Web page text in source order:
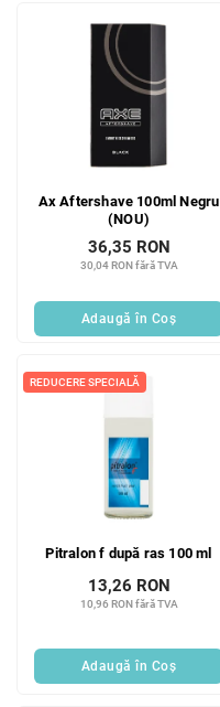
Ax Aftershave 100ml Negru
(NOU)
30,04 RON fără TVA
36,35 RON
Adaugă în Coş
REDUCERE SPECIALĂ
Pitralon f după ras 100 ml
10,96 RON fără TVA
13,26 RON
Adaugă în Coş